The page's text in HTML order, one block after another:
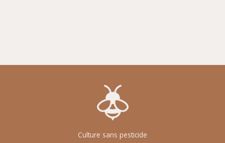
Culture sans pesticide